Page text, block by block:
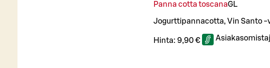
Panna cotta toscanaGL
Jogurttipannacotta, Vin Santo
Hinta: 9,90 €